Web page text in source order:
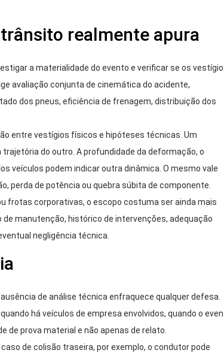
realmente apura
a materialidade do evento e verificar se os
avaliação conjunta de cinemática do acidente,
dos pneus, eficiência de frenagem, distribuição dos
entre vestígios físicos e hipóteses técnicas. Um
do outro. A profundidade da deformação, o
veículos podem indicar outra dinâmica. O mesmo vale
perda de potência ou quebra súbita de componente.
frotas corporativas, o escopo costuma ser ainda mais
manutenção, histórico de intervenções, adequação
negligência técnica.
de análise técnica enfraquece qualquer defesa.
há veículos de empresa envolvidos, quando o
de prova material e não apenas de relato.
de colisão traseira, por exemplo, o condutor pode